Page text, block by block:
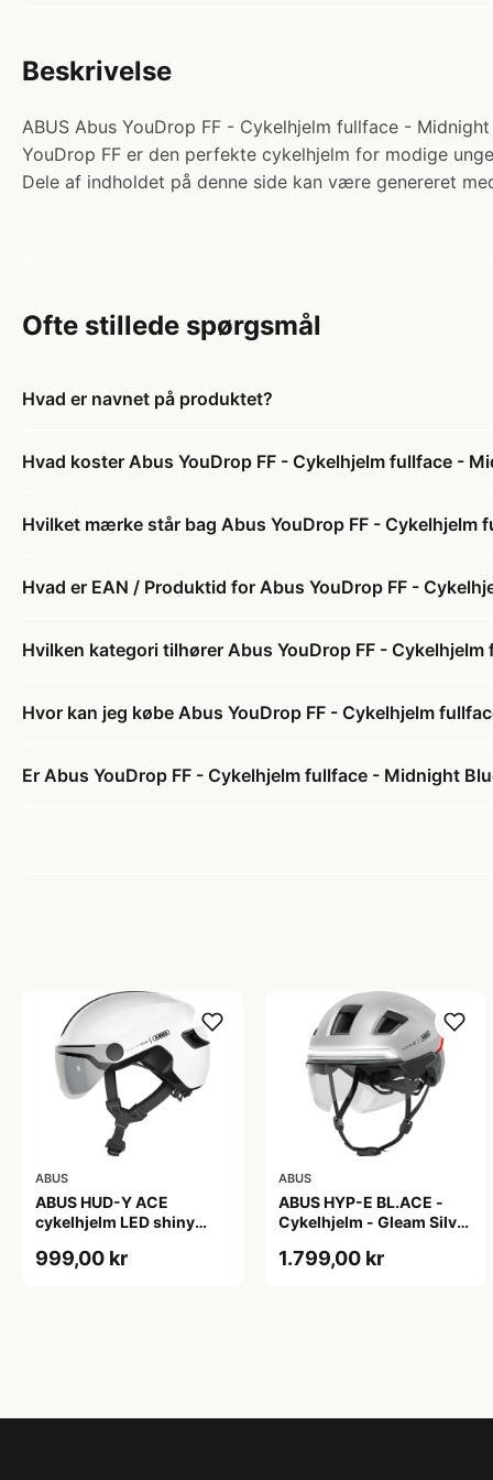
Beskrivelse
ABUS Abus YouDrop FF - Cykelhjelm fullface -
YouDrop FF er den perfekte cykelhjelm for modige
Dele af indholdet på denne side kan være genereret
Ofte stillede spørgsmål
Hvad er navnet på produktet?
Hvad koster Abus YouDrop FF - Cykelhjelm fullface -
Hvilket mærke står bag Abus YouDrop FF - Cykelhjelm
Hvad er EAN / Produktid for Abus YouDrop FF -
Hvilken kategori tilhører Abus YouDrop FF -
Hvor kan jeg købe Abus YouDrop FF - Cykelhjelm
Er Abus YouDrop FF - Cykelhjelm fullface - Midnight
ABUS
ABUS HUD-Y ACE
cykelhjelm LED shiny
999,00 kr
ABUS
ABUS HYP-E BL.ACE -
Cykelhjelm - Gleam Silver
1.799,00 kr